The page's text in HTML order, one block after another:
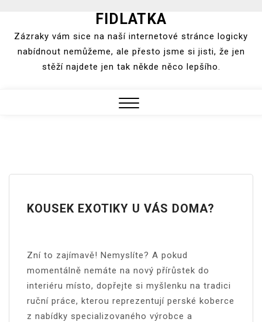
content
FIDLATKA
Zázraky vám sice na naší internetové stránce logicky
nabídnout nemůžeme, ale přesto jsme si jisti, že jen
stěží najdete jen tak někde něco lepšího.
KOUSEK EXOTIKY U VÁS DOMA?
Zní to zajímavě! Nemyslíte? A pokud
momentálně nemáte na nový přírůstek do
interiéru místo, dopřejte si myšlenku na tradici
ruční práce, kterou reprezentují perské koberce
z nabídky specializovaného výrobce a